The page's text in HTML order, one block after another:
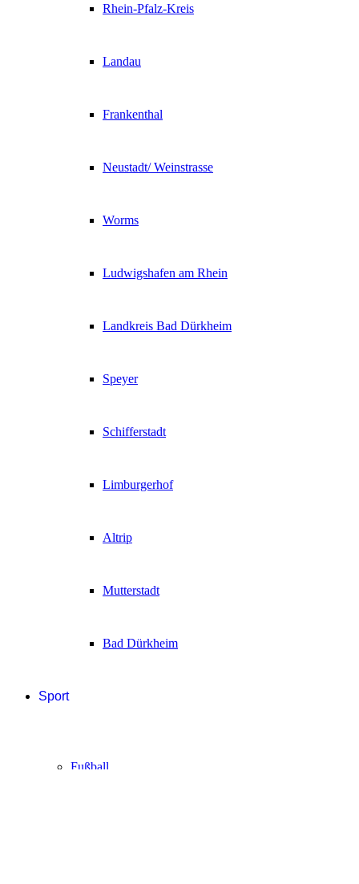
Rhein-Pfalz-Kreis
Landau
Frankenthal
Neustadt/ Weinstrasse
Worms
Ludwigshafen am Rhein
Landkreis Bad Dürkheim
Speyer
Schifferstadt
Limburgerhof
Altrip
Mutterstadt
Bad Dürkheim
Sport
Fußball